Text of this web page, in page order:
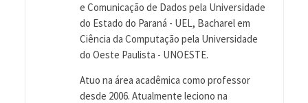
e Comunicação de Dados pela Universidade
do Estado do Paraná - UEL, Bacharel em
Ciência da Computação pela Universidade
do Oeste Paulista - UNOESTE.
Atuo na área acadêmica como professor
desde 2006. Atualmente leciono na